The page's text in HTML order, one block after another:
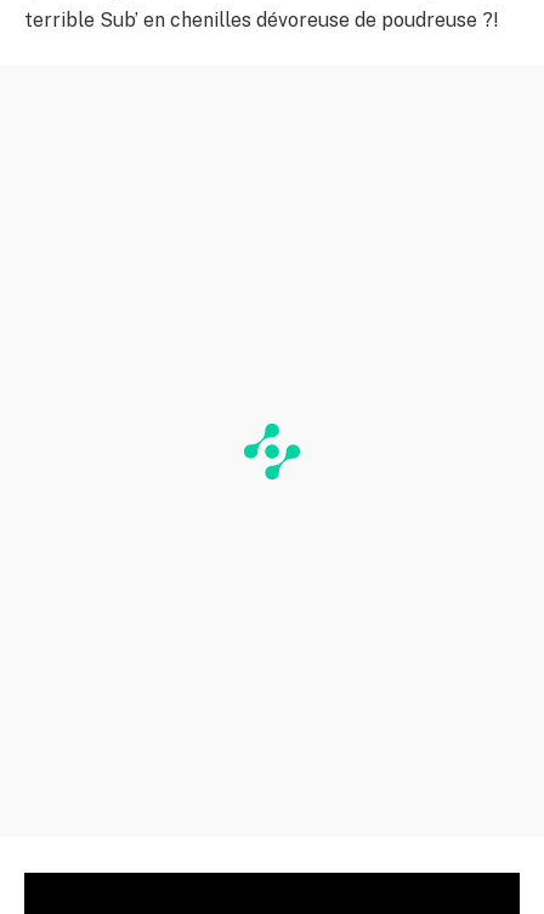
terrible Sub’ en chenilles dévoreuse de poudreuse ?!